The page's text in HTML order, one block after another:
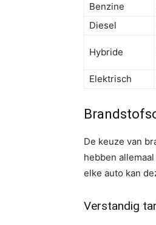
Benzine
Diesel
Hybride
Elektrisch
De keuze van
hebben
elke auto kan
Verstandig